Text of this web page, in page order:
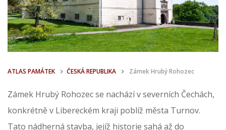
ATLAS PAMÁTEK ČESKÁ REPUBLIKA Zámek Hrubý Rohozec
Zámek Hrubý Rohozec se nachází v severních Čechách,
konkrétně v Libereckém kraji poblíž města Turnov.
Tato nádherná stavba, jejíž historie sahá až do